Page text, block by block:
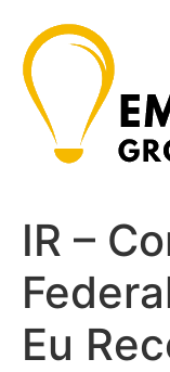
para
conteúdo
IR –
Eu